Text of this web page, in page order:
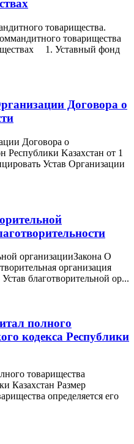
товарищества.
товарищества
1. Уставный фонд
Договора о
Договора о
Республики Kазахстан от 1
Устав Организации
организацииЗакона О
организация
благотворительной ор...
полного
кодекса Республики
товарищества
Казахстан Размер
определяется его